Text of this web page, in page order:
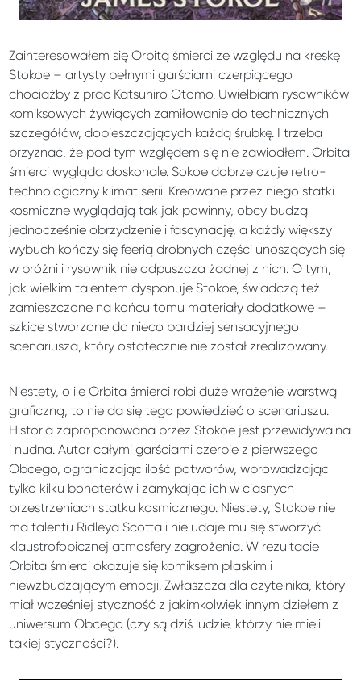
Zainteresowałem się Orbitą śmierci ze względu na kreskę
Stokoe – artysty pełnymi garściami czerpiącego
chociażby z prac Katsuhiro Otomo. Uwielbiam rysowników
komiksowych żywiących zamiłowanie do technicznych
szczegółów, dopieszczających każdą śrubkę. I trzeba
przyznać, że pod tym względem się nie zawiodłem. Orbita
śmierci wygląda doskonale. Sokoe dobrze czuje retro-
technologiczny klimat serii. Kreowane przez niego statki
kosmiczne wyglądają tak jak powinny, obcy budzą
jednocześnie obrzydzenie i fascynację, a każdy większy
wybuch kończy się feerią drobnych części unoszących się
w próżni i rysownik nie odpuszcza żadnej z nich. O tym,
jak wielkim talentem dysponuje Stokoe, świadczą też
zamieszczone na końcu tomu materiały dodatkowe –
szkice stworzone do nieco bardziej sensacyjnego
scenariusza, który ostatecznie nie został zrealizowany.
Niestety, o ile Orbita śmierci robi duże wrażenie warstwą
graficzną, to nie da się tego powiedzieć o scenariuszu.
Historia zaproponowana przez Stokoe jest przewidywalna
i nudna. Autor całymi garściami czerpie z pierwszego
Obcego, ograniczając ilość potworów, wprowadzając
tylko kilku bohaterów i zamykając ich w ciasnych
przestrzeniach statku kosmicznego. Niestety, Stokoe nie
ma talentu Ridleya Scotta i nie udaje mu się stworzyć
klaustrofobicznej atmosfery zagrożenia. W rezultacie
Orbita śmierci okazuje się komiksem płaskim i
niewzbudzającym emocji. Zwłaszcza dla czytelnika, który
miał wcześniej styczność z jakimkolwiek innym dziełem z
uniwersum Obcego (czy są dziś ludzie, którzy nie mieli
takiej styczności?).